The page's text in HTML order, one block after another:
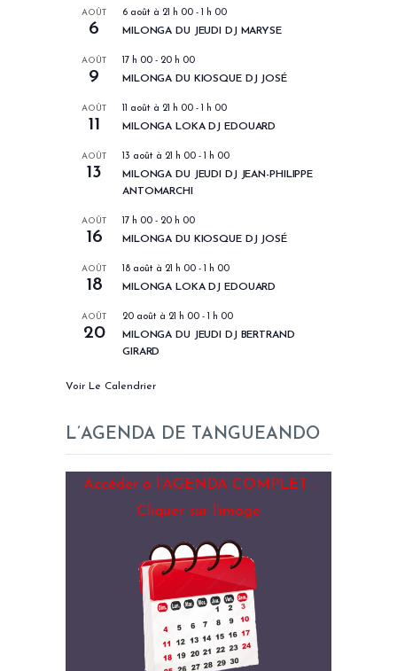
AOÛT
6
6 août à 21 h 00 - 1 h 00
MILONGA DU JEUDI DJ MARYSE
AOÛT
9
17 h 00 - 20 h 00
MILONGA DU KIOSQUE DJ JOSÉ
AOÛT
11
11 août à 21 h 00 - 1 h 00
MILONGA LOKA DJ EDOUARD
AOÛT
13
13 août à 21 h 00 - 1 h 00
MILONGA DU JEUDI DJ JEAN-PHILIPPE
ANTOMARCHI
AOÛT
16
17 h 00 - 20 h 00
MILONGA DU KIOSQUE DJ JOSÉ
AOÛT
18
18 août à 21 h 00 - 1 h 00
MILONGA LOKA DJ EDOUARD
AOÛT
20
20 août à 21 h 00 - 1 h 00
MILONGA DU JEUDI DJ BERTRAND
GIRARD
Voir Le Calendrier
L’AGENDA DE TANGUEANDO
Accéder à l’AGENDA COMPLET :
Cliquer sur l’image